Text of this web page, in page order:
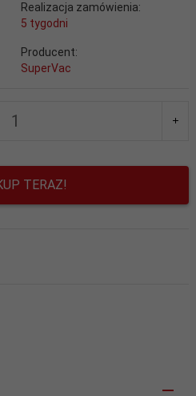
Realizacja zamówienia:
5 tygodni
Producent:
SuperVac
TERAZ!